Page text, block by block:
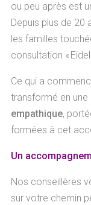
ou peu après est
Depuis plus de 20
les familles
consultation «
Ce qui a
transformé en
empathique,
formées à cet
Un
Nos conseillères
sur votre chemin